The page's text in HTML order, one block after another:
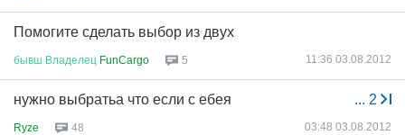
Помогите сделать выбор из двух
бывш Владелец FunCargo 5 11:36 03.08.2012
... 2
нужно выбратьа что если с ебея
Ryze 48 03:48 03.08.2012